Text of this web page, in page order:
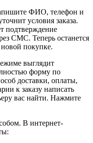
ФИО, телефон и
условия заказа.
подтверждение
СМС. Теперь останется
новой покупке.
выглядит
форму по
доставки, оплаты,
к заказу написать
вас найти. Нажмите
В интернет-